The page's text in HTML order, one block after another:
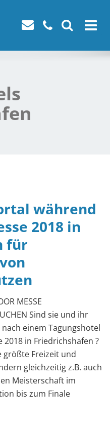
Toggle
während
2018 in
für
MESSE
Sind sie und ihr
einem Tagungshotel
in Friedrichshafen ?
Freizeit und
gleichzeitig z.B. auch
Meisterschaft im
bis zum Finale